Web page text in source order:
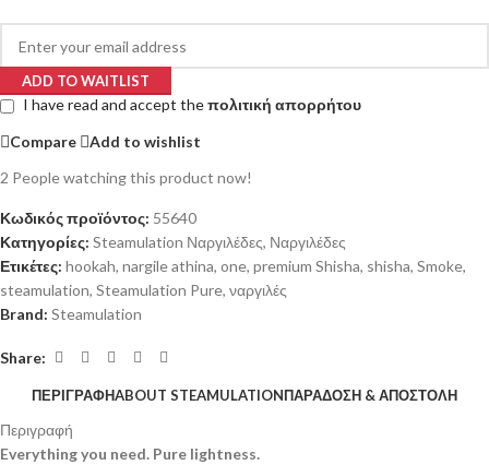
ADD TO WAITLIST
I have read and accept theπολιτική απορρήτου
Compare
Add to wishlist
2 People watching this product now!
Κωδικός προϊόντος: 55640
Κατηγορίες: Steamulation Ναργιλέδες, Ναργιλέδες
Ετικέτες: hookah, nargile athina, one, premium Shisha, shisha, Smoke,
steamulation, Steamulation Pure, ναργιλές
Brand: Steamulation
Share:
ΠΕΡΙΓΡΑΦΉABOUT STEAMULATIONΠΑΡΑΔΟΣΗ & ΑΠΟΣΤΟΛΗ
Περιγραφή
Everything you need. Pure lightness.